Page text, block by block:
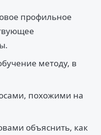
профильное
методу, в
похожими на
объяснить, как